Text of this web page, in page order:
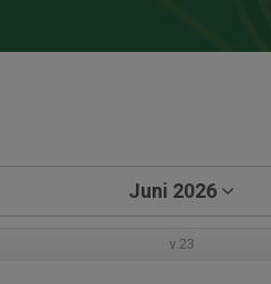
Juni 2026
v.23